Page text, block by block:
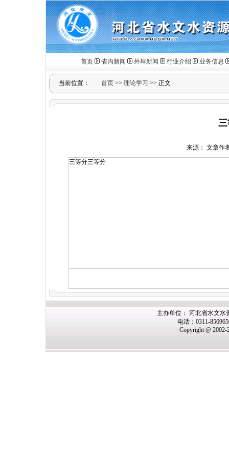
首页 省内新闻 外埠新闻 行业介绍 业务信息
当前位置： 首页 >> 理论学习 >> 正文
来源： 文章作
三等分三等分
主办单位： 河北省水文水
电话：0311-
Copyright @ 2002-